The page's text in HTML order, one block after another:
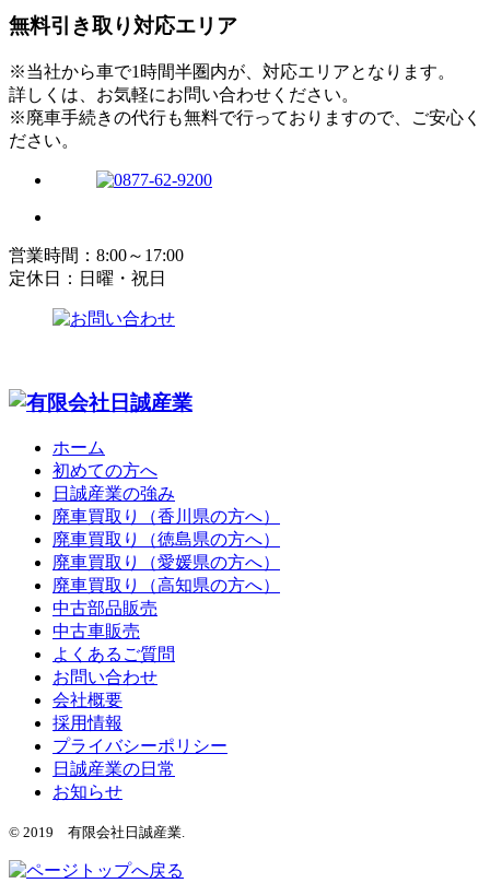
無料引き取り対応エリア
※当社から車で1時間半圏内が、対応エリアとなります。
詳しくは、お気軽にお問い合わせください。
※廃車手続きの代行も無料で行っておりますので、ご安心く
ださい。
営業時間：8:00～17:00
定休日：日曜・祝日
ホーム
初めての方へ
日誠産業の強み
廃車買取り（香川県の方へ）
廃車買取り（徳島県の方へ）
廃車買取り（愛媛県の方へ）
廃車買取り（高知県の方へ）
中古部品販売
中古車販売
よくあるご質問
お問い合わせ
会社概要
採用情報
プライバシーポリシー
日誠産業の日常
お知らせ
© 2019 有限会社日誠産業.